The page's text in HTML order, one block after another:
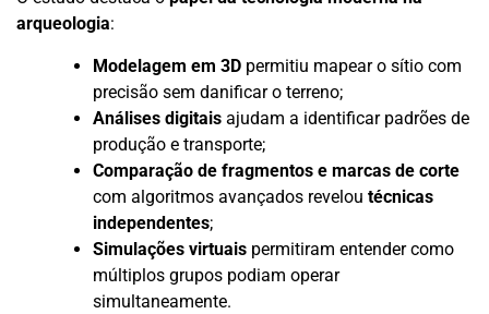
arqueologia:
Modelagem em 3D permitiu mapear o sítio com
precisão sem danificar o terreno;
Análises digitais ajudam a identificar padrões de
produção e transporte;
Comparação de fragmentos e marcas de corte
com algoritmos avançados revelou técnicas
independentes;
Simulações virtuais permitiram entender como
múltiplos grupos podiam operar
simultaneamente.